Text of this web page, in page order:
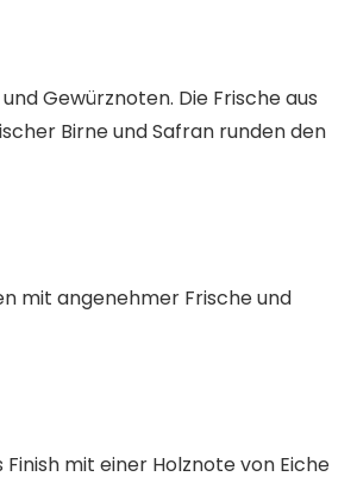
Gewürznoten. Die Frische aus
Birne und Safran runden den
mit angenehmer Frische und
mit einer Holznote von Eiche